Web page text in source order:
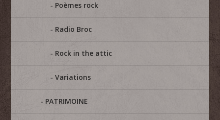
Poèmes rock
Radio Broc
Rock in the attic
Variations
PATRIMOINE